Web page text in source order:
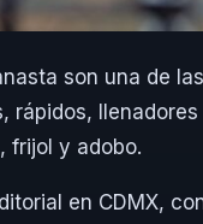
son una de
rápidos,
frijol y adobo.
en CDMX,